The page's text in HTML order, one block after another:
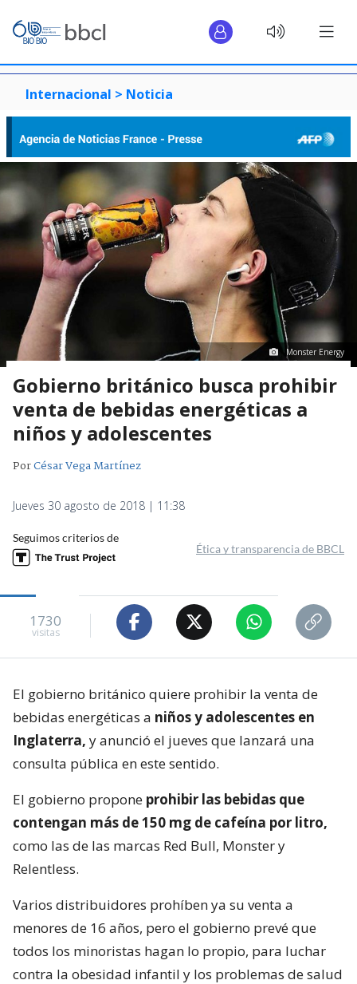
Internacional > Noticia
Monster Energy
Gobierno británico busca prohibir
venta de bebidas energéticas a
niños y adolescentes
PorCésar Vega Martínez
Jueves 30 agosto de 2018 | 11:38
Seguimos criterios de
Ética y transparencia de BBCL
1730
visitas
El gobierno británico quiere prohibir la venta de
bebidas energéticas a niños y adolescentes en
Inglaterra, y anunció el jueves que lanzará una
consulta pública en este sentido.
El gobierno propone prohibir las bebidas que
contengan más de 150 mg de cafeína por litro,
como las de las marcas Red Bull, Monster y
Relentless.
Varios distribuidores prohíben ya su venta a
menores de 16 años, pero el gobierno prevé que
todos los minoristas hagan lo propio, para luchar
contra la obesidad infantil y los problemas de salud